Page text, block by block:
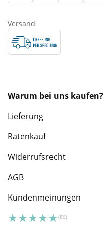
Versand
Warum bei uns kaufen?
Lieferung
Ratenkauf
Widerrufsrecht
AGB
Kundenmeinungen